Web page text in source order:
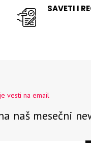
SAVETI I
vesti na email
naš mesečni